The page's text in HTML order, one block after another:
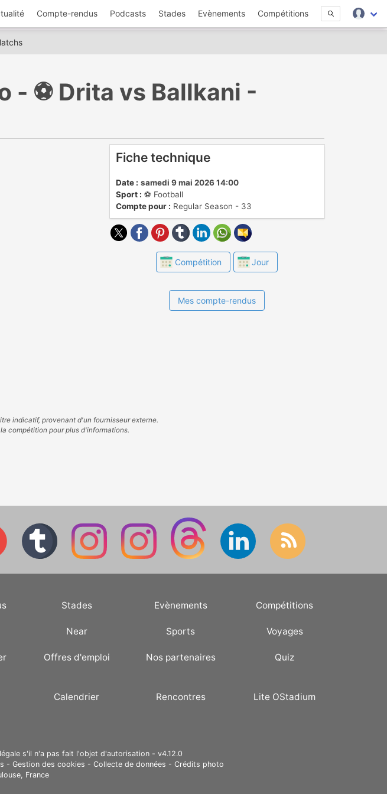
Compte-rendus Podcasts Stades Evènements Compétitions
- ⚽️ Drita vs Ballkani -
Fiche technique
Date : samedi 9 mai 2026 14:00
Sport : ⚽️ Football
Compte pour : Regular Season - 33
Compétition Jour
Mes compte-rendus
indicatif, provenant d'un fournisseur externe.
compétition pour plus d'informations.
Stades Evènements Compétitions
Near Sports Voyages
Offres d'emploi Nos partenaires Quiz
Calendrier Rencontres Lite OStadium
s'il n'a pas fait l'objet d'autorisation - v4.12.0
- Gestion des cookies - Collecte de données - Crédits photo
France